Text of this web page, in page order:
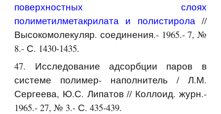
поверхностных слоях
полиметилметакрилата и полистирола//
Высокомолекуляр. соединения.- 1965.- 7, №
8.- С. 1430-1435.
47. Исследование адсорбции паров в
системе полимер- наполнитель / Л.М.
Сергеева, Ю.С. Липатов // Коллоид. журн.-
1965.- 27, № 3.- С. 435-439.